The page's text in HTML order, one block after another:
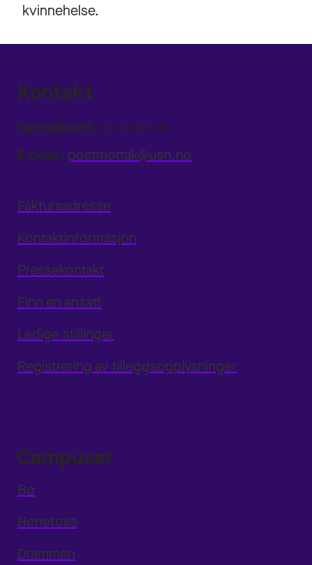
kvinnehelse.
Kontakt
Sentralbord: 31 00 80 00
E-post: postmottak@usn.no
Fakturaadresse
Kontaktinformasjon
Pressekontakt
Finn en ansatt
Ledige stillinger
Registrering av tilleggsopplysninger
Campuser
Bø
Hønefoss
Drammen